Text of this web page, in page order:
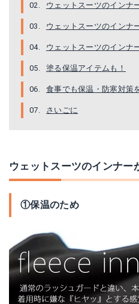
ウェットスーツのインナ
ウェットスーツのインナ
ウェットスーツのインナ
塗る保温アイテムも！
食事でも保温・防寒対策
さいごに
ジェラルドホットジェル レギュラー
Yahoo!ショッピングで見る
ウェットスーツのインナー
①保温のため